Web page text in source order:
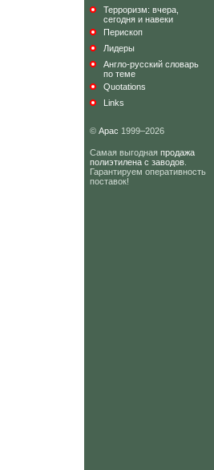
Терроризм: вчера,
сегодня и навеки
Перископ
Лидеры
Англо-русский словарь
по теме
Quotations
Links
© Арас 1999–2026
Самая выгодная продажа
полиэтилена с заводов
Гарантируем оперативность
поставок!